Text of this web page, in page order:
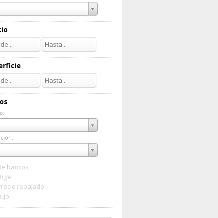
bancos
rebajado